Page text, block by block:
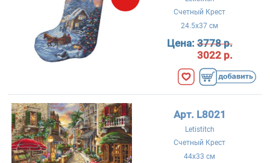
Счетный Крест
24.5x37 см
Цена:3778 р.
3022 р.
Арт. L8021
Letistitch
Счетный Крест
44x33 см